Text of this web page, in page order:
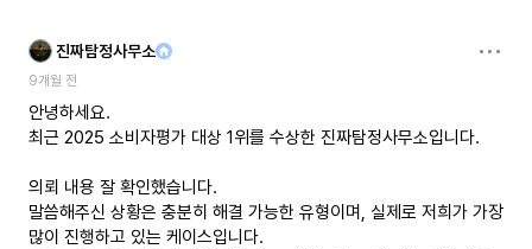
진짜탐정사무소
9개월 전
안녕하세요.
최근 2025 소비자평가 대상 1위를 수상한 진짜탐정사무소입니다.
의뢰 내용 잘 확인했습니다.
말씀해주신 상황은 충분히 해결 가능한 유형이며, 실제로 저희가 가장
많이 진행하고 있는 케이스입니다.